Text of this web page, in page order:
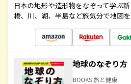
日本の地形や造形物をなぞって学ぶ
橋、川、湖、半島など旅気分で地図
地球のなぞり
BOOKS 旅と健康